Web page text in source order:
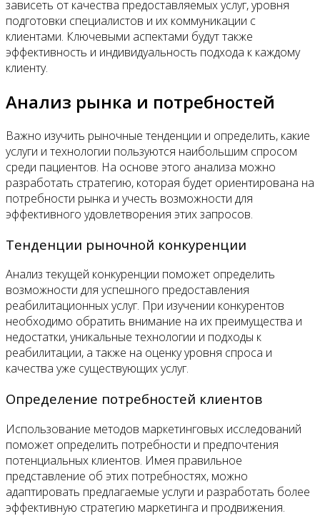
зависеть от качества предоставляемых услуг, уровня
подготовки специалистов и их коммуникации с
клиентами. Ключевыми аспектами будут также
эффективность и индивидуальность подхода к каждому
клиенту.
Анализ рынка и потребностей
Важно изучить рыночные тенденции и определить, какие
услуги и технологии пользуются наибольшим спросом
среди пациентов. На основе этого анализа можно
разработать стратегию, которая будет ориентирована на
потребности рынка и учесть возможности для
эффективного удовлетворения этих запросов.
Тенденции рыночной конкуренции
Анализ текущей конкуренции поможет определить
возможности для успешного предоставления
реабилитационных услуг. При изучении конкурентов
необходимо обратить внимание на их преимущества и
недостатки, уникальные технологии и подходы к
реабилитации, а также на оценку уровня спроса и
качества уже существующих услуг.
Определение потребностей клиентов
Использование методов маркетинговых исследований
поможет определить потребности и предпочтения
потенциальных клиентов. Имея правильное
представление об этих потребностях, можно
адаптировать предлагаемые услуги и разработать более
эффективную стратегию маркетинга и продвижения.